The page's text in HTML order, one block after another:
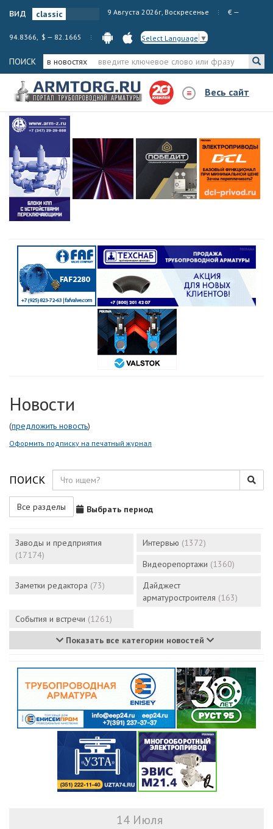
вид 9 Августа 2026г, Воскресенье € —
94.8366, $ — 82.1665 Select Language ▼
ПОИСК в новостях
Весь сайт
Новости
(предложить новость)
Оформить подписку на печатный журнал
ПОИСК
Все разделы Выбрать период
Заводы и предприятия
(17174)
Интервью (1372)
Видеорепортажи (1360)
Заметки редактора (73)
Дайджест
арматуростроителя (163)
События и встречи (1261)
Показать все категории новостей
14 Июля